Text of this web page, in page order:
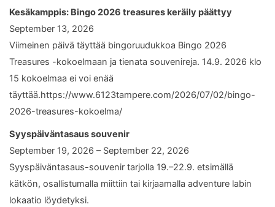
Kesäkamppis: Bingo 2026 treasures keräily päättyy
September 13, 2026
Viimeinen päivä täyttää bingoruudukkoa Bingo 2026
Treasures -kokoelmaan ja tienata souvenireja. 14.9. 2026 klo
15 kokoelmaa ei voi enää
täyttää.https://www.6123tampere.com/2026/07/02/bingo-
2026-treasures-kokoelma/
Syyspäiväntasaus souvenir
September 19, 2026 – September 22, 2026
Syyspäiväntasaus-souvenir tarjolla 19.–22.9. etsimällä
kätkön, osallistumalla miittiin tai kirjaamalla adventure labin
lokaatio löydetyksi.